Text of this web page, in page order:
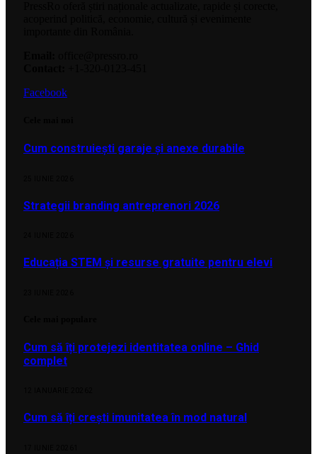
Facebook
Cum construiești garaje și anexe durabile
Strategii branding antreprenori 2026
Educația STEM și resurse gratuite pentru elevi
Cum să îți protejezi identitatea online – Ghid
complet
Cum să îți crești imunitatea în mod natural